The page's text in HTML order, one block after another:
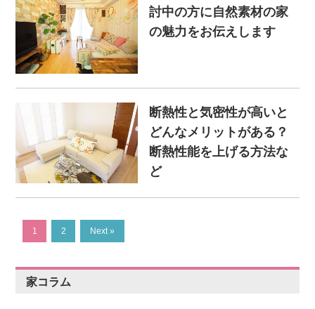
討中の方に自然素材の家
の魅力をお伝えします
断熱性と気密性が高いと
どんなメリットがある？
断熱性能を上げる方法な
ど
1 2 Next »
家コラム